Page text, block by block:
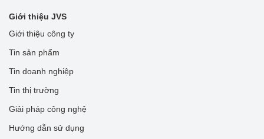
Giới thiệu JVS
Giới thiệu công ty
Tin sản phẩm
Tin doanh nghiệp
Tin thị trường
Giải pháp công nghệ
Hướng dẫn sử dụng